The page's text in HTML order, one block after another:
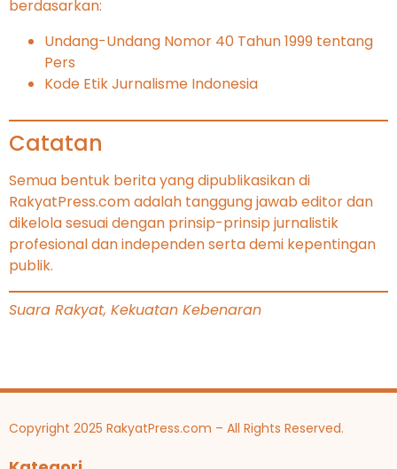
berdasarkan:
Undang-Undang Nomor 40 Tahun 1999 tentang
Pers
Kode Etik Jurnalisme Indonesia
Catatan
Semua bentuk berita yang dipublikasikan di
RakyatPress.com adalah tanggung jawab editor dan
dikelola sesuai dengan prinsip-prinsip jurnalistik
profesional dan independen serta demi kepentingan
publik.
Suara Rakyat, Kekuatan Kebenaran
Copyright 2025 RakyatPress.com – All Rights Reserved.